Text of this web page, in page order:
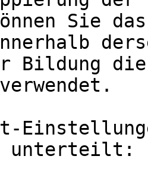
Sie
Bildung
unterteilt: